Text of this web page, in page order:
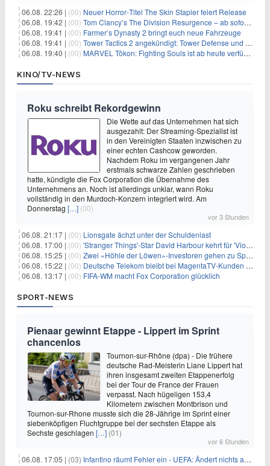
06.08. 22:26 | (00) Neuer Horror‑Titel The Skin Stapler feiert Release
06.08. 19:42 | (00) Tom Clancy’s The Division Resurgence – ab sofort für euch verfügbar
06.08. 19:41 | (00) Farmer’s Dynasty 2 bringt euch neue Fahrzeuge
06.08. 19:41 | (00) Tower Tactics 2 angekündigt: Tower Defense und Deckbuilding Kombo kehrt zurück
06.08. 19:40 | (00) MARVEL Tōkon: Fighting Souls ist ab heute verfügbar
KINO/TV-NEWS
Roku schreibt Rekordgewinn
Die Wette auf das Unternehmen hat sich
ausgezahlt: Der Streaming-Spezialist ist
in den Vereinigten Staaten inzwischen zu
einer echten Cashcow geworden.
Nachdem Roku im vergangenen Jahr
erstmals schwarze Zahlen geschrieben
hatte, kündigte die Fox Corporation die Übernahme des
Unternehmens an. Noch ist allerdings unklar, wann Roku
vollständig in den Murdoch-Konzern integriert wird. Am
Donnerstag […] (00)
vor 3 Stunden
06.08. 21:17 | (00) Lionsgate ächzt unter der Schuldenlast
06.08. 17:00 | (00) 'Stranger Things'-Star David Harbour kehrt für 'Violent Night 2' zurück – Kristen Bell stößt zur Besetzung
06.08. 15:25 | (00) Zwei «Höhle der Löwen»-Investoren gehen zu Springer
06.08. 15:22 | (00) Deutsche Telekom bleibt bei MagentaTV-Kunden vage
06.08. 13:17 | (00) FIFA-WM macht Fox Corporation glücklich
SPORT-NEWS
Pienaar gewinnt Etappe - Lippert im Sprint
chancenlos
Tournon-sur-Rhône (dpa) - Die frühere
deutsche Rad-Meisterin Liane Lippert hat
ihren insgesamt zweiten Etappenerfolg
bei der Tour de France der Frauen
verpasst. Nach hügeligen 153,4
Kilometern zwischen Montbrison und
Tournon-sur-Rhone musste sich die 28-Jährige im Sprint einer
siebenköpfigen Fluchtgruppe bei der sechsten Etappe als
Sechste geschlagen […] (01)
vor 6 Stunden
06.08. 17:05 | (03) Infantino räumt Fehler ein - UEFA: Ändert nichts an Boykott